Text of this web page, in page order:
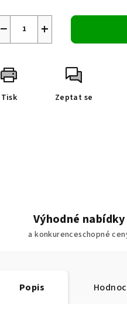
+
−
Tisk Zeptat se
Výhodné nabídky
a konkurenceschopné
Popis